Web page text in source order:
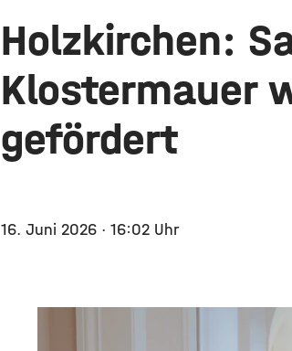
Holzkirchen:
Klostermauer
gefördert
16. Juni 2026 · 16:02 Uhr